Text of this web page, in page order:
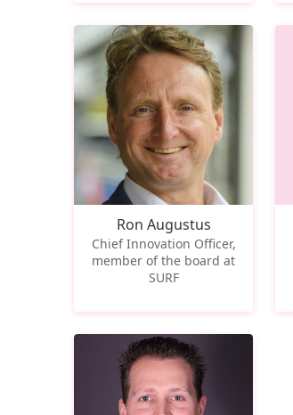
Ron Augustus
Chief Innovation Officer,
member of the board at
SURF